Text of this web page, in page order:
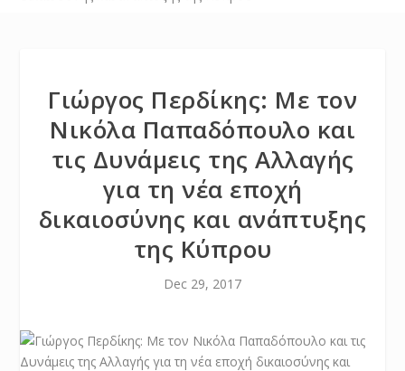
Γιώργος Περδίκης: Με τον
Νικόλα Παπαδόπουλο και
τις Δυνάμεις της Αλλαγής
για τη νέα εποχή
δικαιοσύνης και ανάπτυξης
της Κύπρου
Dec 29, 2017